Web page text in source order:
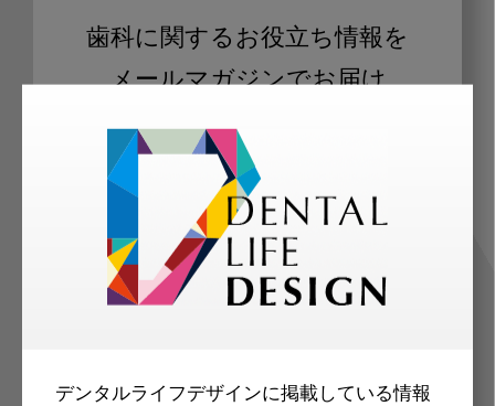
デンタルライフデザインに掲載している情報
歯科に関するお役立ち情報を
メールマガジンでお届け
ご登録いただいた職種（歯科医師、歯
科衛生士、歯科技工士）に合わせた内
容のメールマガジンをお届けします。